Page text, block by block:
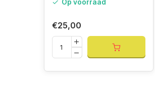
Op voorraad
€25,00